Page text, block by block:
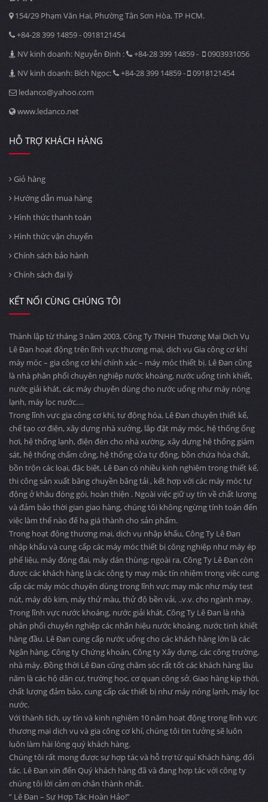
154/29 Phạm Văn Hai, Phường Tân Sơn Hòa, TP HCM.
+84-28 399 14859 - 0918121454
NV kinh doanh: Nguyễn Định :
+84-28 399 14859 -
0903931056
NV kinh doanh: Bích Ngọc:
+84-28 399 14859 -
0918121454
ledanco@yahoo.com
www.ledanco.net
HỖ TRỢ KHÁCH HÀNG
Giỏ hàng
Hướng dẫn mua hàng
Hình thức thanh toán
Hình thức vận chuyển
Chính sách bảo hành
Chính sách đại lý
KẾT NỐI CÙNG CHÚNG TÔI
Thành lập từ tháng 3 năm 2003, Công Ty TNHH Thương Mại Dịch Vụ
Lê Đan hoạt động trên lĩnh vực thương mại, dịch vụ Gia công cơ khí
máy móc – gia công cơ khí chính xác – máy móc thiết bị. Lê Đan cũng
là nhà phân phối chuyên nghiệp nước khoáng, nước uống tinh khiết,
nước giải khát, các máy chuyên dùng cho nước uống như máy nóng
lạnh, máy lọc nước….
Trong lĩnh vực gia công cơ khí, tự động hóa, Lê Đan chuyên thiết kế,
chế tạo cơ điện, xây dựng nhà xưởng, lắp đặt máy móc, hệ thống ống
hơi, hệ thống lạnh, điện đèn cho nhà xường, xây dựng hệ thống giám
sát, hệ thống chấm công, hệ thống cửa tự động, bồn chứa hóa chất,
bồn trộn các loại, đặc biệt, Lê Đan có nhiều kinh nghiệm trong thiết kế,
thi công sản xuất băng chuyền băng tải , kết hợp với các máy móc tự
động ở khâu đóng gói, hoàn thiện . Ngoài việc giữ uy tín về chất lượng
và đảm bảo thời gian giao hàng, chúng tôi không ngừng tính toán đến
việc làm thế nào để hạ giá thành cho sản phẩm.
Trong hoạt động thương mại, dịch vụ nhập khẩu, Công Ty Lê Đan
nhập khẩu và cung cấp các máy móc thiết bị công nghiệp như máy ép
phế liệu, máy đóng đai, máy dán thùng; ngoài ra, Công Ty Lê Đan còn
được các khách hàng là các công ty may mặc tín nhiệm trong việc cung
cấp các máy móc chuyên dùng trong lĩnh vực may mặc như máy test
nút, máy dò kim, máy thử màu, thử độ bền vải, ..v.v. cho ngành may.
Trong lĩnh vực nước khoáng, nước giải khát, Công Ty Lê Đan là nhà
phân phối chuyên nghiệp các nhãn hiệu nước khoáng, nước tinh khiết
hàng đầu. Lê Đan cung cấp nước uống cho các khách hàng lớn là các
Ngân hàng, Công ty Chứng khoán, Công ty Xây dựng, các công trường,
nhà máy. Đồng thời Lê Đan cũng chăm sóc rất tốt các khách hàng lâu
năm là các hộ dân cư, trường học, cơ quan công sở. Giao hàng kịp thời,
chất lượng đảm bảo, cung cấp các thiết bị như máy nóng lạnh, máy lọc
nước.
Với thành tích, uy tín và kinh nghiệm 10 năm hoạt động trong lĩnh vực
thương mại dịch vụ và gia công cơ khí, chúng tôi tin tưởng sẽ luôn
luôn làm hài lòng quý khách hàng.
Chúng tôi rất mong được sự hợp tác và hỗ trợ từ quí Khách hàng, đối
tác. Lê Đan xin đến Quý khách hàng đã và đang hợp tác với công ty
chúng tôi lời cảm ơn chân thành nhất.
” Lê Đan – Sự Hợp Tác Hoàn Hảo!”